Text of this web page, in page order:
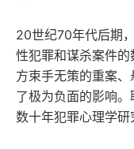
20世纪70年代后期
性犯罪和谋杀案件
方束手无策的重案
了极为负面的影响
数十年犯罪心理学研